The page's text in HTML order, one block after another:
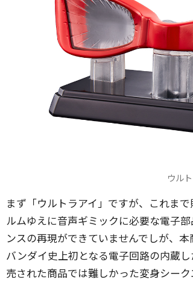
ウル
まず「ウルトラアイ」ですが、これま
ルムゆえに音声ギミックに必要な電子
ンスの再現ができていませんでしが、
バンダイ史上初となる電子回路の内蔵
売された商品では難しかった変身シー